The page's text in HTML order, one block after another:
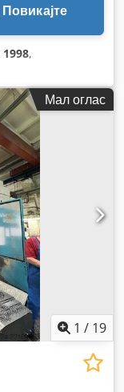
Повикајте
1998,
Мал оглас
1 / 19